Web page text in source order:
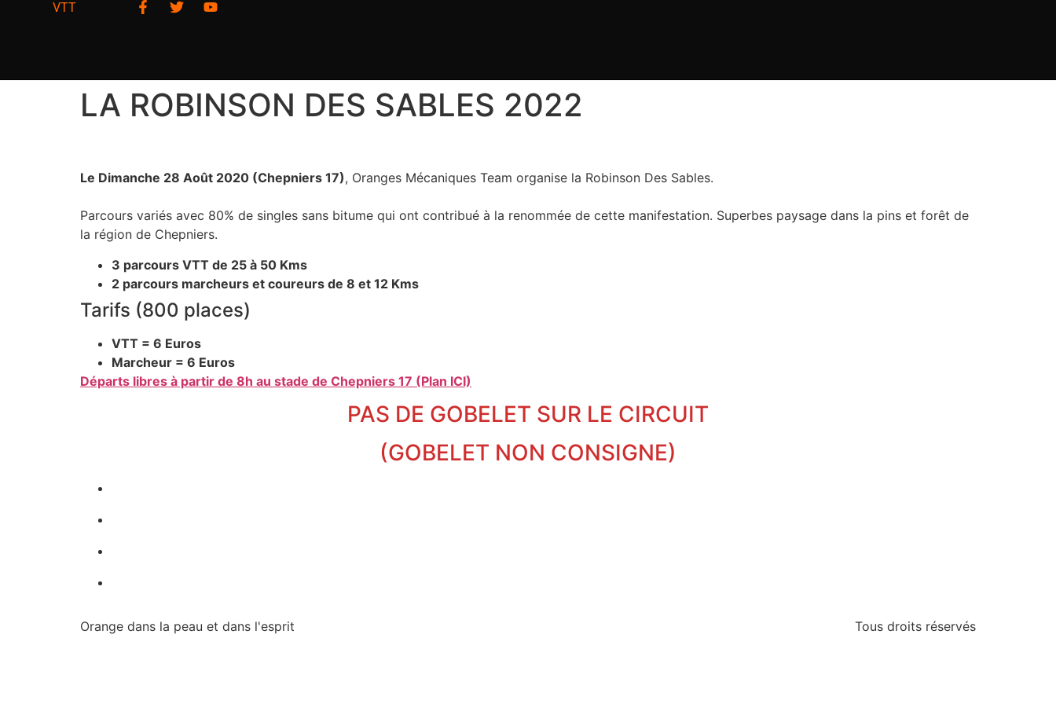
VTT
LA ROBINSON DES SABLES 2022
Le Dimanche 28 Août 2020 (Chepniers 17), Oranges Mécaniques Team organise la Robinson Des Sables.
Parcours variés avec 80% de singles sans bitume qui ont contribué à la renommée de cette manifestation. Superbes paysage dans la pins et forêt de
la région de Chepniers.
3 parcours VTT de 25 à 50 Kms
2 parcours marcheurs et coureurs de 8 et 12 Kms
Tarifs (800 places)
VTT = 6 Euros
Marcheur = 6 Euros
Départs libres à partir de 8h au stade de Chepniers 17 (Plan ICI)
PAS DE GOBELET SUR LE CIRCUIT
(GOBELET NON CONSIGNE)
Orange dans la peau et dans l'esprit Tous droits réservés